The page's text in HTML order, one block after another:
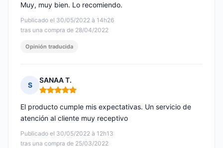
Publicado el 30/05/2022 à 14h26
tras una compra de 28/04/2022
Muy, muy bien. Lo recomiendo.
Opinión traducida
S
SANAA T.
Nota: 5 de 5
Publicado el 30/05/2022 à 12h13
tras una compra de 25/03/2022
El producto cumple mis expectativas. Un servicio de
atención al cliente muy receptivo